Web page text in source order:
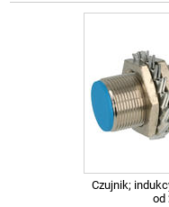
Czujnik;
od